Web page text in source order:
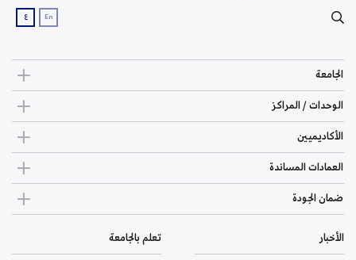
En ع
الجامعة
الوحدات / المراكز
الأكاديميين
العمادات المساندة
ضمان الجودة
الأخبار تعلم بالجامعة